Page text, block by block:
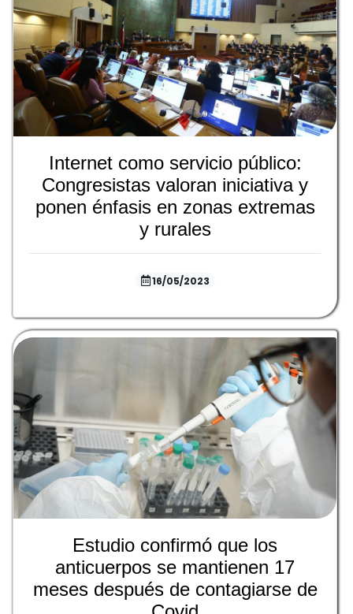
Internet como servicio público:
Congresistas valoran iniciativa y
ponen énfasis en zonas extremas
y rurales
16/05/2023
Estudio confirmó que los
anticuerpos se mantienen 17
meses después de contagiarse de